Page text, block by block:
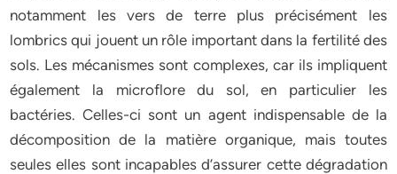
notamment les vers de terre plus précisément les
lombrics qui jouent un rôle important dans la fertilité des
sols. Les mécanismes sont complexes, car ils impliquent
également la microflore du sol, en particulier les
bactéries. Celles-ci sont un agent indispensable de la
décomposition de la matière organique, mais toutes
seules elles sont incapables d’assurer cette dégradation